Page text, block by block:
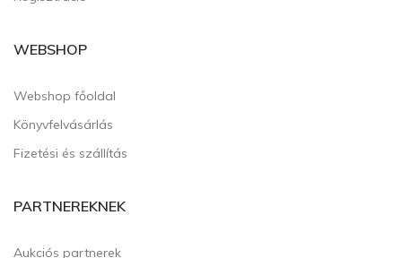
WEBSHOP
Webshop főoldal
Könyvfelvásárlás
Fizetési és szállítás
PARTNEREKNEK
Aukciós partnerek